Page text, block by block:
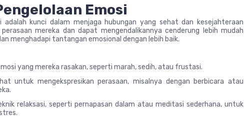
Emosi
adalah kunci dalam menjaga hubungan yang sehat dan kesejahteraan
mereka dan dapat mengendalikannya cenderung lebih mudah
menghadapi tantangan emosional dengan lebih baik.
yang mereka rasakan, seperti marah, sedih, atau frustasi.
untuk mengekspresikan perasaan, misalnya dengan berbicara atau
relaksasi, seperti pernapasan dalam atau meditasi sederhana, untuk